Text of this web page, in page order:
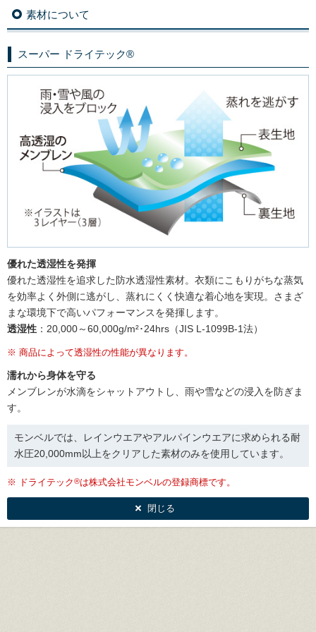
素材について
スーパー ドライテック®
優れた透湿性を発揮
優れた透湿性を追求した防水透湿性素材。衣類にこもりがちな蒸気
を効率よく外側に逃がし、蒸れにくく快適な着心地を実現。さまざ
まな環境下で高いパフォーマンスを発揮します。
透湿性 ：20,000～60,000g/m²･24hrs（JIS L-1099B-1法）
※ 商品によって透湿性の性能が異なります。
濡れから身体を守る
メンブレンが水滴をシャットアウトし、雨や雪などの浸入を防ぎま
す。
モンベルでは、レインウエアやアルパインウエアに求められる耐
水圧20,000mm以上をクリアした素材のみを使用しています。
※ ドライテック®は株式会社モンベルの登録商標です。
閉じる